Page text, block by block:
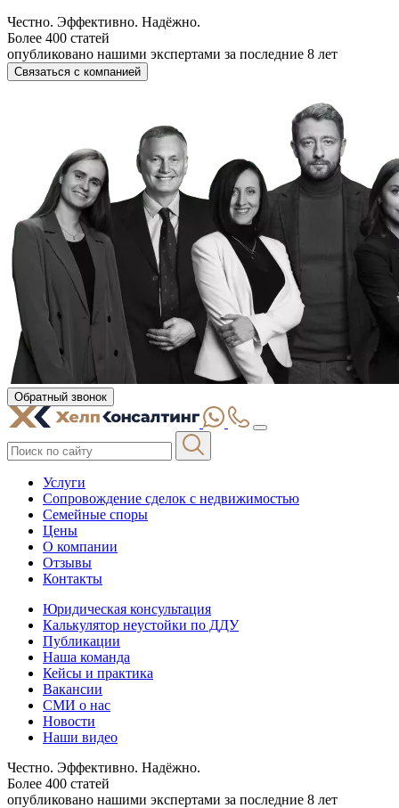
Честно. Эффективно. Надёжно.
Более 400 статей
опубликовано нашими экспертами за последние 8 лет
Связаться с компанией
Обратный звонок
Услуги
Сопровождение сделок с недвижимостью
Семейные споры
Цены
О компании
Отзывы
Контакты
Юридическая консультация
Калькулятор неустойки по ДДУ
Публикации
Наша команда
Кейсы и практика
Вакансии
СМИ о нас
Новости
Наши видео
Честно. Эффективно. Надёжно.
Более 400 статей
опубликовано нашими экспертами за последние 8 лет